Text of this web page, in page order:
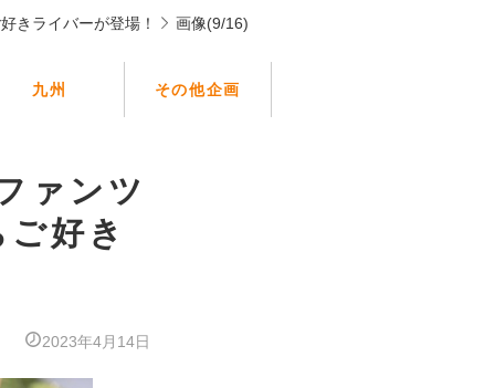
きライバーが登場！ 画像(9/16)
九州 その他企画
ァンツ
好き
2023年4月14日